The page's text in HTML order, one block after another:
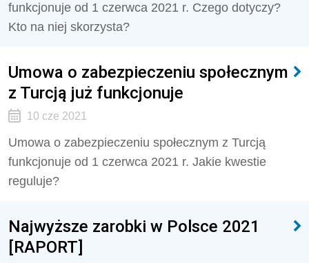
funkcjonuje od 1 czerwca 2021 r. Czego dotyczy?
Kto na niej skorzysta?
Umowa o zabezpieczeniu społecznym
z Turcją już funkcjonuje
10 cze 2021
Umowa o zabezpieczeniu społecznym z Turcją
funkcjonuje od 1 czerwca 2021 r. Jakie kwestie
reguluje?
Najwyższe zarobki w Polsce 2021
[RAPORT]